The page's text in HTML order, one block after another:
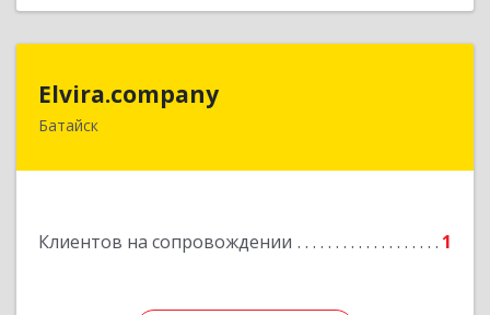
Elvira.company
Батайск
Клиентов на сопровождении 1